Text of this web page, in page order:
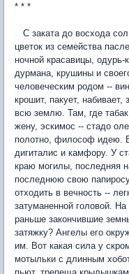
* * *
С заката до восхода
цветок из семейства
ночной красавицы,
дурмана, крушины и
человеческим родом --
крошит, пакует,
всю землю. Там, где
жену, эскимос -- стадо
полотно, философ идею.
дигиталис и камфору. У
краю могилы, последняя
последнюю свою
отходить в вечность --
затуманенной головой.
раньше закончившие
затяжку? Ангелы его
им. Вот какая сила у
мотыльки с длинным